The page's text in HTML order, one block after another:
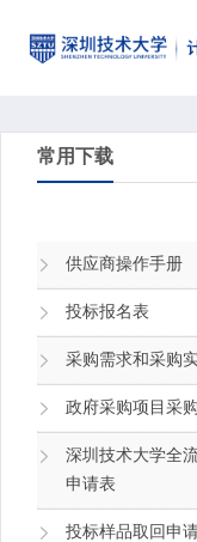
常用下载
供应商操作手册
投标报名表
采购需求和采购
政府采购项目采
深圳技术大学全
申请表
投标样品取回申